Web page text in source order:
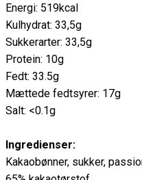
Energi: 519kcal
Kulhydrat: 33,5g
Sukkerarter: 33,5g
Protein: 10g
Fedt: 33.5g
Mættede fedtsyrer: 17g
Salt: <0.1g
Ingredienser:
Kakaobønner, sukker,